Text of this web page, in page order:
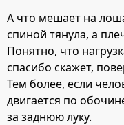
А что мешает на
спиной тянула, а
Понятно, что
спасибо скажет,
Тем более, если
двигается по
за заднюю луку.